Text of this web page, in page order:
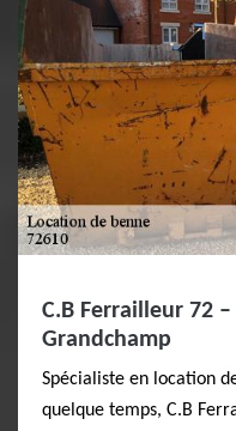
C.B Ferrailleur 72
Grandchamp
Spécialiste en location
quelque temps, C.B